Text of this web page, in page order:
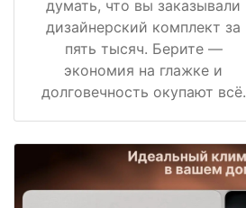
думать, что вы заказывали
дизайнерский комплект за
пять тысяч. Берите —
экономия на глажке и
долговечность окупают всё.